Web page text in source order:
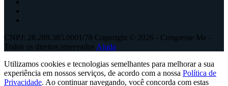
CNPJ: 28.289.385.0001/78 Copyright © 2026 - Congresse Me -
Todos os direitos reservados Ajuda
Utilizamos cookies e tecnologias semelhantes para melhorar a sua
experiência em nossos serviços, de acordo com a nossa Política de
Privacidade. Ao continuar navegando, você concorda com estas